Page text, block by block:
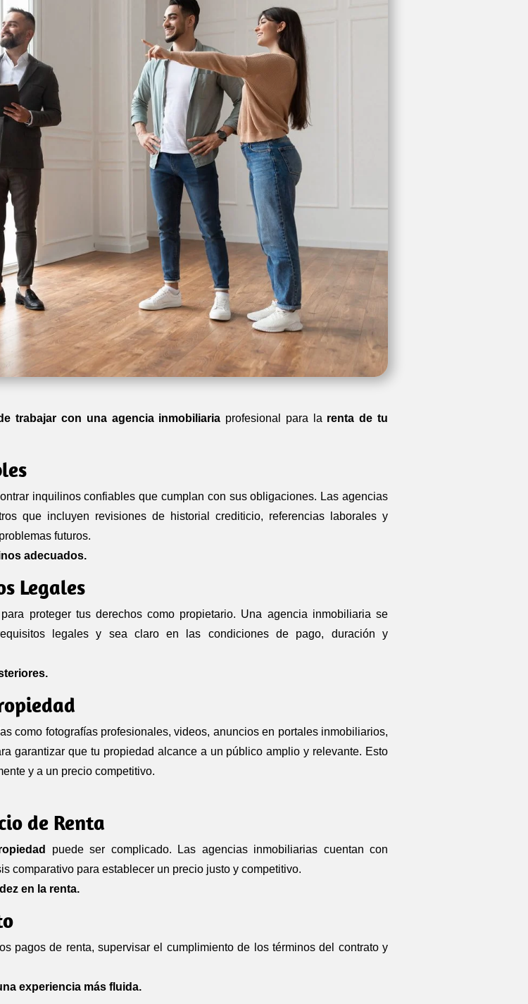
trabajar con una agencia inmobiliaria profesional para la renta de tu
inquilinos confiables que cumplan con sus obligaciones. Las agencias
que incluyen revisiones de historial crediticio, referencias laborales y
futuros.
adecuados.
Legales
proteger tus derechos como propietario. Una agencia inmobiliaria se
legales y sea claro en las condiciones de pago, duración y
como fotografías profesionales, videos, anuncios en portales inmobiliarios,
garantizar que tu propiedad alcance a un público amplio y relevante. Esto
y a un precio competitivo.
de Renta
puede ser complicado. Las agencias inmobiliarias cuentan con
comparativo para establecer un precio justo y competitivo.
en la renta.
pagos de renta, supervisar el cumplimiento de los términos del contrato y
experiencia más fluida.